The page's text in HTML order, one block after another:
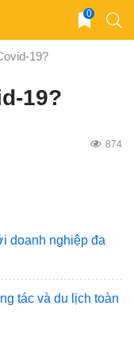
0
19?
19?
874
doanh nghiệp đa
tác và du lịch toàn